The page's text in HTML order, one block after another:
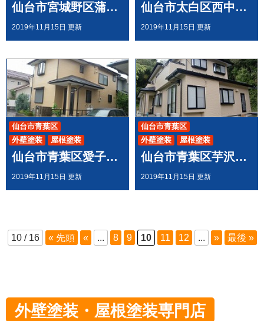
仙台市宮城野区蒲生Y様邸で 屋根外壁塗装工事させて頂きました
2019年11月15日 更新
仙台市太白区西中田U様邸で 屋根外壁塗装工事させて頂きました
2019年11月15日 更新
仙台市青葉区愛子E様邸で 屋根外壁塗装工事させて頂きました
2019年11月15日 更新
外壁塗装 屋根塗装
仙台市青葉区
仙台市青葉区芋沢W様邸で 屋根外壁塗装工事させて頂きました
2019年11月15日 更新
外壁塗装 屋根塗装
仙台市青葉区
10 / 16 « 先頭 « ... 8 9 10 11 12 ... » 最後 »
外壁塗装・屋根塗装専門店